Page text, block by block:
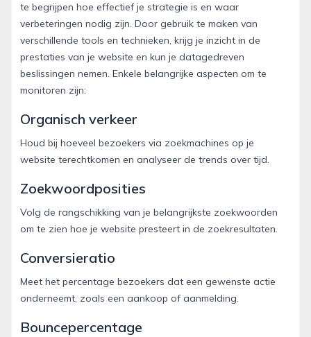
te begrijpen hoe effectief je strategie is en waar
verbeteringen nodig zijn. Door gebruik te maken van
verschillende tools en technieken, krijg je inzicht in de
prestaties van je website en kun je datagedreven
beslissingen nemen. Enkele belangrijke aspecten om te
monitoren zijn:
Organisch verkeer
Houd bij hoeveel bezoekers via zoekmachines op je
website terechtkomen en analyseer de trends over tijd.
Zoekwoordposities
Volg de rangschikking van je belangrijkste zoekwoorden
om te zien hoe je website presteert in de zoekresultaten.
Conversieratio
Meet het percentage bezoekers dat een gewenste actie
onderneemt, zoals een aankoop of aanmelding.
Bouncepercentage